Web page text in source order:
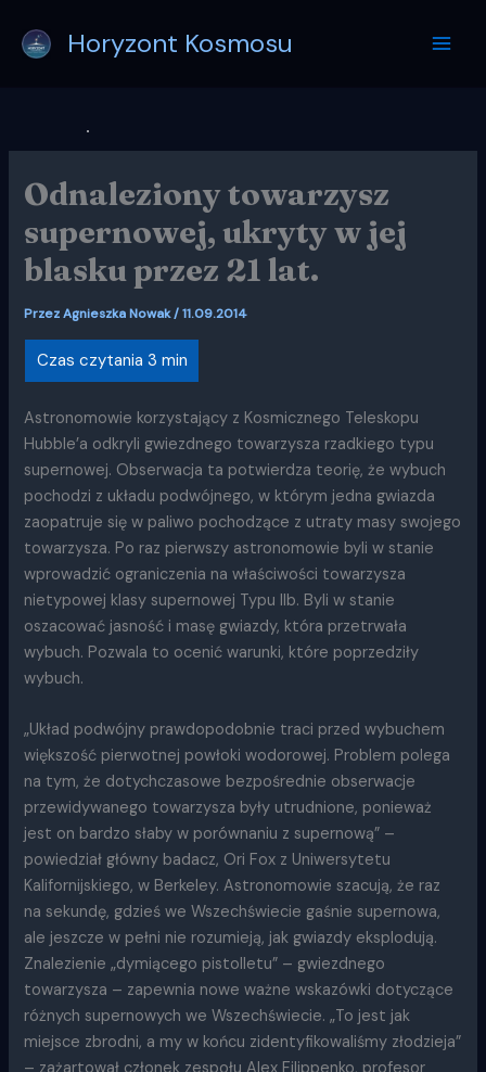
treści
Horyzont Kosmosu
Odnaleziony towarzysz
supernowej, ukryty w jej
blasku przez 21 lat.
PrzezAgnieszka Nowak/11.09.2014
Astronomowie korzystający z Kosmicznego Teleskopu
Hubble’a odkryli gwiezdnego towarzysza rzadkiego typu
supernowej. Obserwacja ta potwierdza teorię, że wybuch
pochodzi z układu podwójnego, w którym jedna gwiazda
zaopatruje się w paliwo pochodzące z utraty masy swojego
towarzysza. Po raz pierwszy astronomowie byli w stanie
wprowadzić ograniczenia na właściwości towarzysza
nietypowej klasy supernowej Typu IIb. Byli w stanie
oszacować jasność i masę gwiazdy, która przetrwała
wybuch. Pozwala to ocenić warunki, które poprzedziły
wybuch.
„Układ podwójny prawdopodobnie traci przed wybuchem
większość pierwotnej powłoki wodorowej. Problem polega
na tym, że dotychczasowe bezpośrednie obserwacje
przewidywanego towarzysza były utrudnione, ponieważ
jest on bardzo słaby w porównaniu z supernową” –
powiedział główny badacz, Ori Fox z Uniwersytetu
Kalifornijskiego, w Berkeley. Astronomowie szacują, że raz
na sekundę, gdzieś we Wszechświecie gaśnie supernowa,
ale jeszcze w pełni nie rozumieją, jak gwiazdy eksplodują.
Znalezienie „dymiącego pistolletu” – gwiezdnego
towarzysza – zapewnia nowe ważne wskazówki dotyczące
różnych supernowych we Wszechświecie. „To jest jak
miejsce zbrodni, a my w końcu zidentyfikowaliśmy złodzieja”